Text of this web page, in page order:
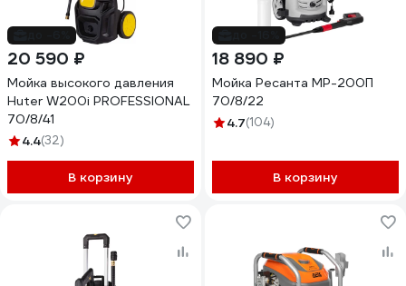
20 590 ₽
Мойка высокого давления
Huter W200i PROFESSIONAL
70/8/41
4.4(32)
В корзину
18 890 ₽
Мойка Ресанта МР-200П
70/8/22
4.7(104)
В корзину